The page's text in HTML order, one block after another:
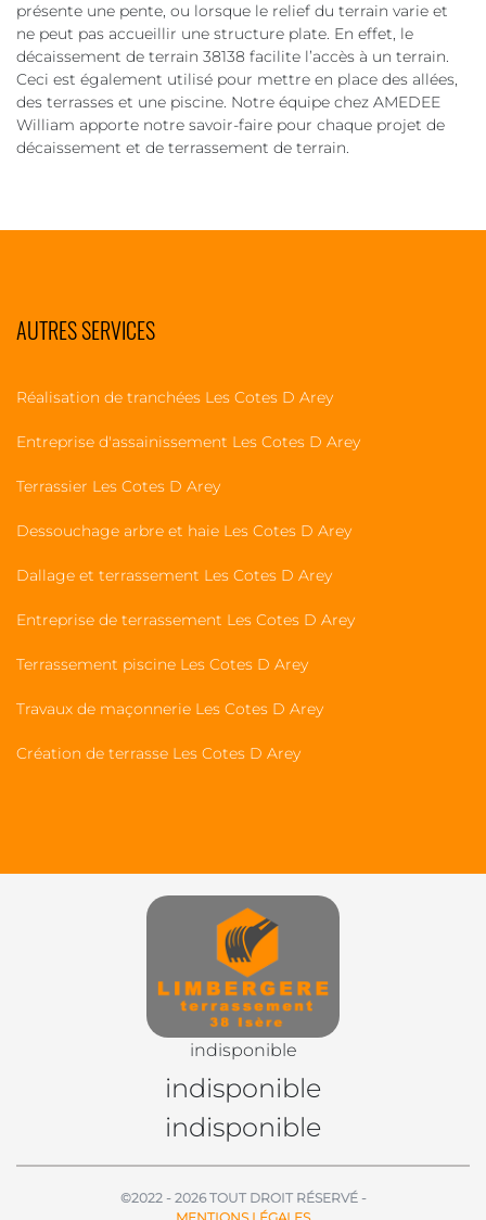
présente une pente, ou lorsque le relief du terrain varie et
ne peut pas accueillir une structure plate. En effet, le
décaissement de terrain 38138 facilite l’accès à un terrain.
Ceci est également utilisé pour mettre en place des allées,
des terrasses et une piscine. Notre équipe chez AMEDEE
William apporte notre savoir-faire pour chaque projet de
décaissement et de terrassement de terrain.
AUTRES SERVICES
Réalisation de tranchées Les Cotes D Arey
Entreprise d'assainissement Les Cotes D Arey
Terrassier Les Cotes D Arey
Dessouchage arbre et haie Les Cotes D Arey
Dallage et terrassement Les Cotes D Arey
Entreprise de terrassement Les Cotes D Arey
Terrassement piscine Les Cotes D Arey
Travaux de maçonnerie Les Cotes D Arey
Création de terrasse Les Cotes D Arey
indisponible
indisponible
indisponible
©2022 - 2026 TOUT DROIT RÉSERVÉ -